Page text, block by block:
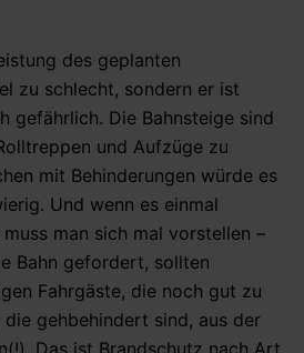
des geplanten
zu schlecht, sondern er ist
gefährlich. Die Bahnsteige sind
und Aufzüge zu
mit Behinderungen würde es
Und wenn es einmal
man sich mal vorstellen –
Bahn gefordert, sollten
Fahrgäste, die noch gut zu
die gehbehindert sind, aus der
Das ist Brandschutz nach Art